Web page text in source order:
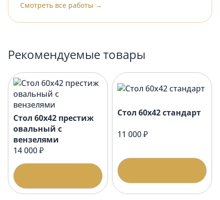
Смотреть все работы →
Рекомендуемые товары
Стол 60х42 престиж
овальный с
вензелями
14 000 ₽
Стол 60х42 стандарт
11 000 ₽